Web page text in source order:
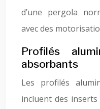
d’une pergola
avec des
Profilés
absorbants
Les profilés
incluent des